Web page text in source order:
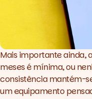
Mais importante ainda,
meses é mínima, ou
consistência mantém-
um equipamento